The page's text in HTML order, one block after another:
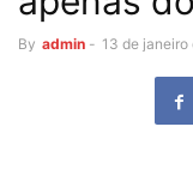
By admin - 13 de janeiro